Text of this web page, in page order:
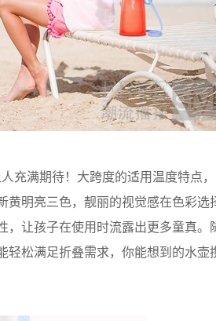
充满期待！大跨度的适用温度特点
黄明亮三色，靓丽的视觉感在色彩选
，让孩子在使用时流露出更多童真。
轻松满足折叠需求，你能想到的水壶